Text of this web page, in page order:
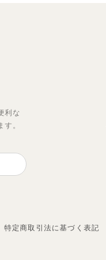
利な
。
特定商取引法に基づく表記